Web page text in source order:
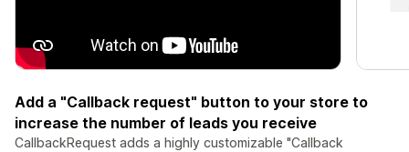
Add a "Callback request" button to your store to
increase the number of leads you receive
CallbackRequest adds a highly customizable "Callback